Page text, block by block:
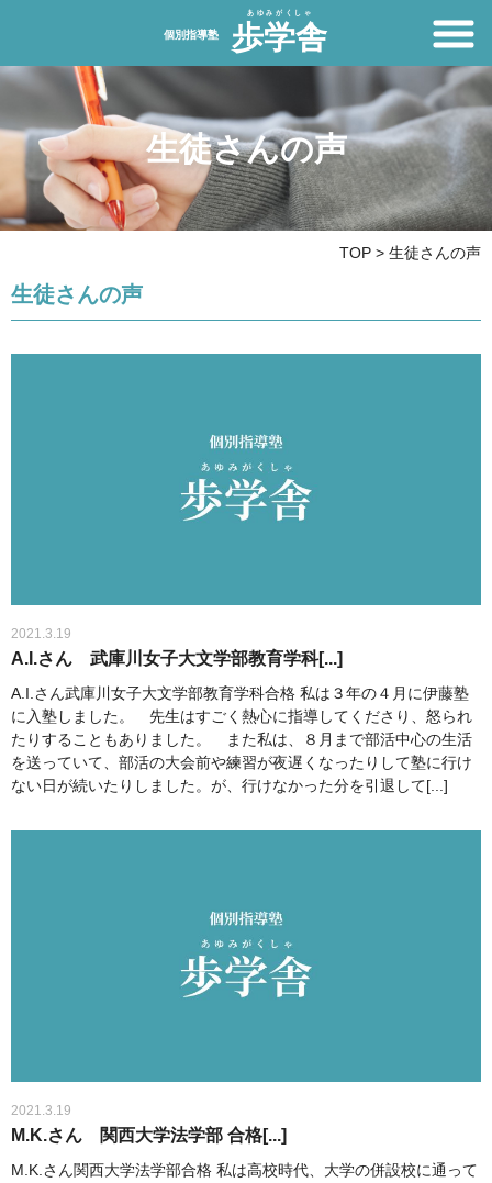
生徒さんの声
TOP > 生徒さんの声
生徒さんの声
2021.3.19
A.I.さん 武庫川女子大文学部教育学科[...]
A.I.さん武庫川女子大文学部教育学科合格 私は３年の４月に伊藤塾
に入塾しました。 先生はすごく熱心に指導してくださり、怒られ
たりすることもありました。 また私は、８月まで部活中心の生活
を送っていて、部活の大会前や練習が夜遅くなったりして塾に行け
ない日が続いたりしました。が、行けなかった分を引退して[...]
2021.3.19
M.K.さん 関西大学法学部 合格[...]
M.K.さん関西大学法学部合格 私は高校時代、大学の併設校に通って